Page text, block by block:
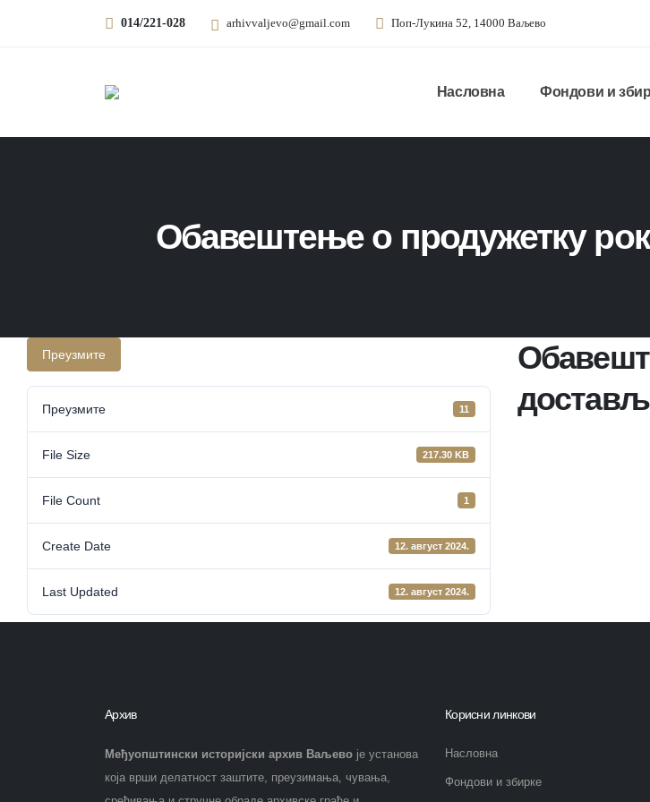
014/221-028 arhivvaljevo@gmail.com Поп-Лукина 52, 14000 Ваљево
Насловна Фондови и
Обавештење о продужетку
Преузмите
Преузмите 11
File Size 217.30 KB
File Count 1
Create Date 12. август 2024.
Last Updated 12. август 2024.
Архив
Међуопштински историјски архив Ваљево је установа
која врши делатност заштите, преузимања, чувања,
Корисни линкови
Насловна
Фондови и збирке